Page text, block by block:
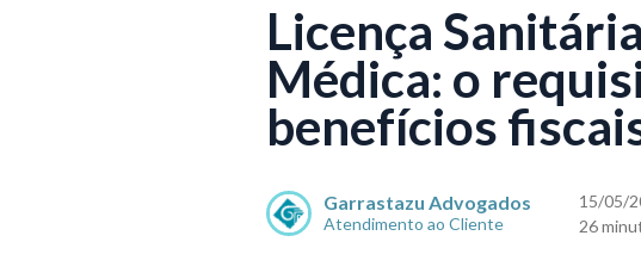
Licença
Médica: o
benefícios
Garrastazu Advogados
Atendimento ao Cliente
15/05/
26